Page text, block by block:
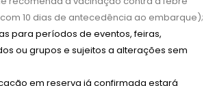
10 dias de antecedência ao embarque);
para períodos de eventos, feiras,
ou grupos e sujeitos a alterações sem
em reserva já confirmada estará